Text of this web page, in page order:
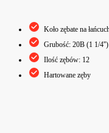
Koło zębate na
Grubość: 20B (1 1/4'')
Ilość zębów: 12
Hartowane zęby